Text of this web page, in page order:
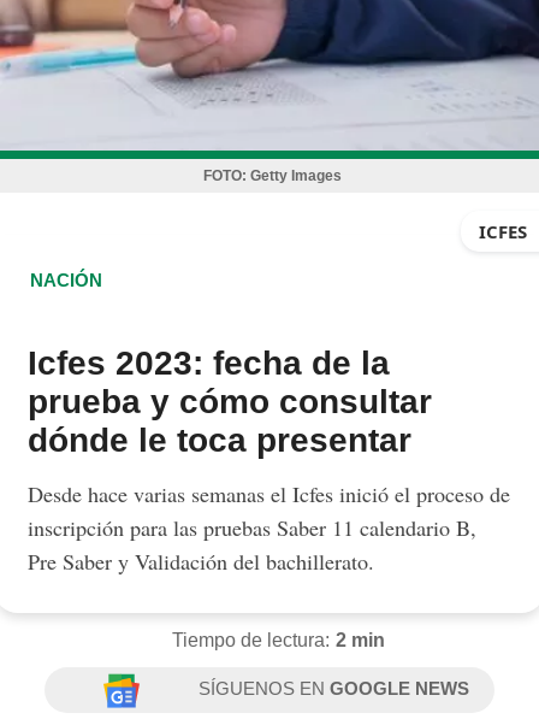
FOTO: Getty Images
ICFES
NACIÓN
Icfes 2023: fecha de la
prueba y cómo consultar
dónde le toca presentar
Desde hace varias semanas el Icfes inició el proceso de
inscripción para las pruebas Saber 11 calendario B,
Pre Saber y Validación del bachillerato.
Tiempo de lectura: 2 min
SÍGUENOS ENGOOGLE NEWS